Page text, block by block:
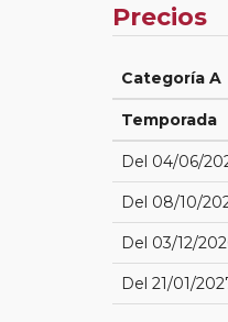
Precios
Categoría A
Temporada
Del 04/06/
Del 08/10/
Del 03/12/
Del 21/01/